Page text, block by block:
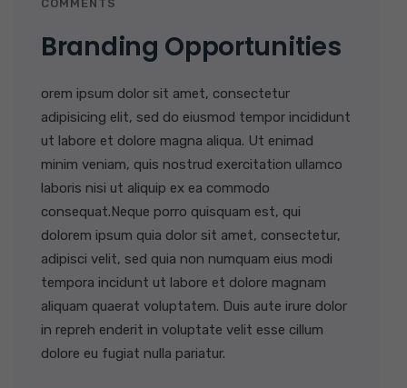
COMMENTS
Branding Opportunities
orem ipsum dolor sit amet, consectetur
adipisicing elit, sed do eiusmod tempor incididunt
ut labore et dolore magna aliqua. Ut enimad
minim veniam, quis nostrud exercitation ullamco
laboris nisi ut aliquip ex ea commodo
consequat.Neque porro quisquam est, qui
dolorem ipsum quia dolor sit amet, consectetur,
adipisci velit, sed quia non numquam eius modi
tempora incidunt ut labore et dolore magnam
aliquam quaerat voluptatem. Duis aute irure dolor
in repreh enderit in voluptate velit esse cillum
dolore eu fugiat nulla pariatur.